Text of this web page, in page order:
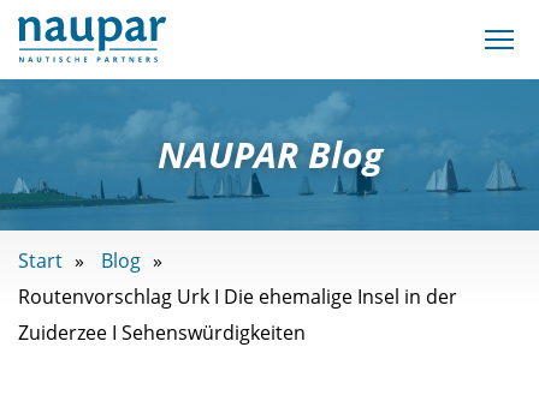
NAUPAR Blog
Start
Blog
Routenvorschlag Urk I Die ehemalige Insel in der
Zuiderzee I Sehenswürdigkeiten